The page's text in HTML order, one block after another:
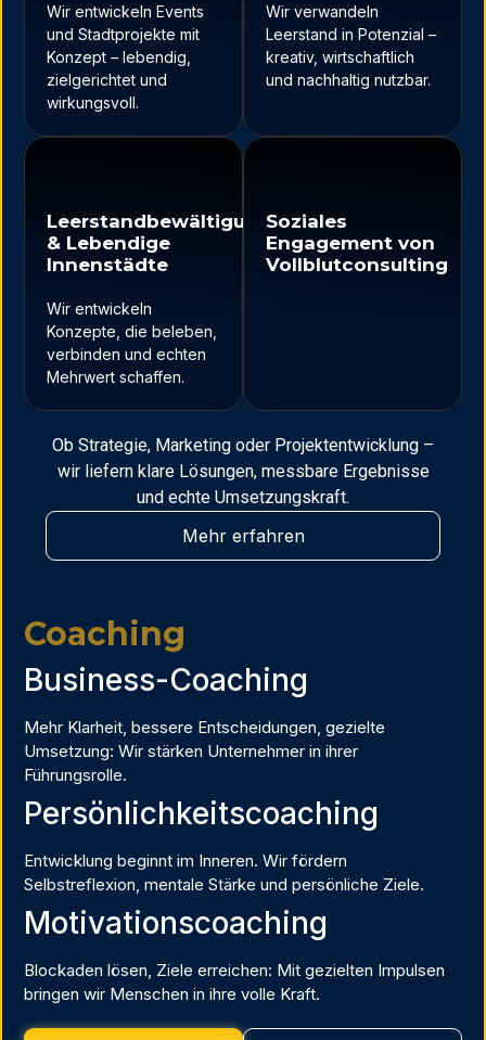
Wir entwickeln Events
und Stadtprojekte mit
Konzept – lebendig,
zielgerichtet und
wirkungsvoll.
Wir verwandeln
Leerstand in Potenzial –
kreativ, wirtschaftlich
und nachhaltig nutzbar.
Leerstandbewältigung
& Lebendige
Innenstädte
Wir entwickeln
Konzepte, die beleben,
verbinden und echten
Mehrwert schaffen.
Soziales
Engagement von
Vollblutconsulting
Ob Strategie, Marketing oder Projektentwicklung –
wir liefern klare Lösungen, messbare Ergebnisse
und echte Umsetzungskraft.
Mehr erfahren
Coaching
Business-Coaching
Mehr Klarheit, bessere Entscheidungen, gezielte
Umsetzung: Wir stärken Unternehmer in ihrer
Führungsrolle.
Persönlichkeitscoaching
Entwicklung beginnt im Inneren. Wir fördern
Selbstreflexion, mentale Stärke und persönliche Ziele.
Motivationscoaching
Blockaden lösen, Ziele erreichen: Mit gezielten Impulsen
bringen wir Menschen in ihre volle Kraft.